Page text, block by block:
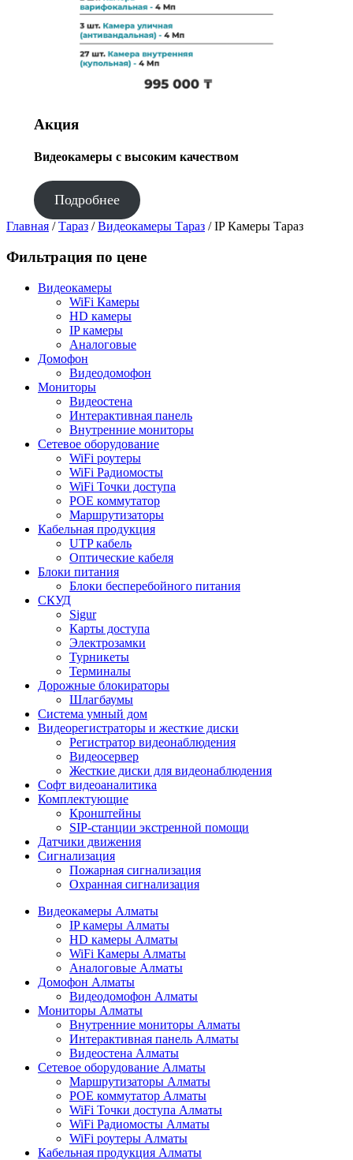
Акция
Видеокамеры с высоким качеством
Подробнее
Главная /Тараз /Видеокамеры Тараз / IP Камеры Тараз
Фильтрация по цене
Видеокамеры
WiFi Камеры
HD камеры
IP камеры
Аналоговые
Домофон
Видеодомофон
Мониторы
Видеостена
Интерактивная панель
Внутренние мониторы
Сетевое оборудование
WiFi роутеры
WiFi Радиомосты
WiFi Точки доступа
POE коммутатор
Маршрутизаторы
Кабельная продукция
UTP кабель
Оптические кабеля
Блоки питания
Блоки бесперебойного питания
СКУД
Sigur
Карты доступа
Электрозамки
Турникеты
Терминалы
Дорожные блокираторы
Шлагбаумы
Cистема умный дом
Видеорегистраторы и жесткие диски
Регистратор видеонаблюдения
Видеосервер
Жесткие диски для видеонаблюдения
Софт видеоаналитика
Комплектующие
Кронштейны
SIP-станции экстренной помощи
Датчики движения
Сигнализация
Пожарная сигнализация
Охранная сигнализация
Видеокамеры Алматы
IP камеры Алматы
HD камеры Алматы
WiFi Камеры Алматы
Аналоговые Алматы
Домофон Алматы
Видеодомофон Алматы
Мониторы Алматы
Внутренние мониторы Алматы
Интерактивная панель Алматы
Видеостена Алматы
Сетевое оборудование Алматы
Маршрутизаторы Алматы
POE коммутатор Алматы
WiFi Точки доступа Алматы
WiFi Радиомосты Алматы
WiFi роутеры Алматы
Кабельная продукция Алматы